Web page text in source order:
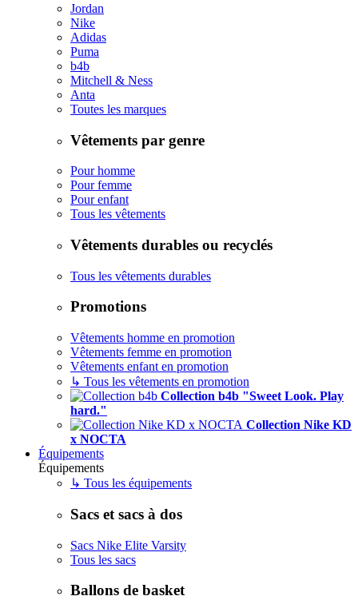
Jordan
Nike
Adidas
Puma
b4b
Mitchell & Ness
Anta
Toutes les marques
Vêtements par genre
Pour homme
Pour femme
Pour enfant
Tous les vêtements
Vêtements durables ou recyclés
Tous les vêtements durables
Promotions
Vêtements homme en promotion
Vêtements femme en promotion
Vêtements enfant en promotion
↳ Tous les vêtements en promotion
Collection b4b "Sweet Look. Play
hard."
Collection Nike KD
x NOCTA
Équipements
Équipements
↳ Tous les équipements
Sacs et sacs à dos
Sacs Nike Elite Varsity
Tous les sacs
Ballons de basket